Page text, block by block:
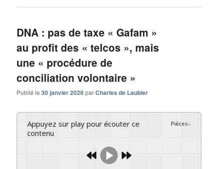
DNA : pas de taxe « Gafam »
au profit des « telcos », mais
une « procédure de
conciliation volontaire »
Publié le30 janvier 2026parCharles de Laubier
Appuyez sur play pour écouter ce
contenu
Pièces:-